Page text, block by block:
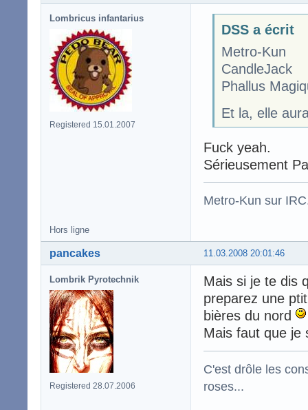
Lombricus infantarius
Registered 15.01.2007
DSS a écrit
Metro-Kun
CandleJack
Phallus
Et la, elle
Fuck yeah.
Sérieusement
Metro-Kun sur
Hors ligne
11.03.2008 20:01:46
pancakes
Lombrik Pyrotechnik
Registered 28.07.2006
Mais si je te dis
preparez une
bières du nord
Mais faut que je
C'est drôle les
roses...